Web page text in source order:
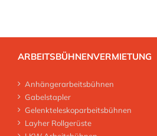
ARBEITSBÜHNENVERMIETUNG
Anhängerarbeitsbühnen
Gabelstapler
Gelenkteleskoparbeitsbühnen
Layher Rollgerüste